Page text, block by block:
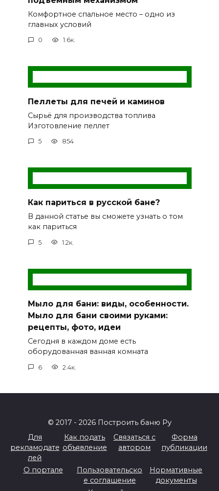
Комфортное спальное место – одно из
главных условий
0 1.6к.
Пеллеты для печей и каминов
Сырьё для производства топлива
Изготовление пеллет
5 854
Как париться в русской бане?
В данной статье вы сможете узнать о том
как париться
5 1.2к.
Мыло для бани: виды, особенности.
Мыло для бани своими руками:
рецепты, фото, идеи
Сегодня в каждом доме есть
оборудованная ванная комната
6 2.4к.
© 2017 - 2026 Построить баню Ру
Для
рекламодате
лей
Как подать
объявление
Связаться с
автором
Форма
публикации
О портале
Пользовательско
е соглашение
Нормативные
документы